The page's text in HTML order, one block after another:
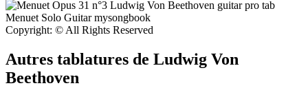
Copyright: © All Rights Reserved
Autres tablatures de Ludwig Von
Beethoven